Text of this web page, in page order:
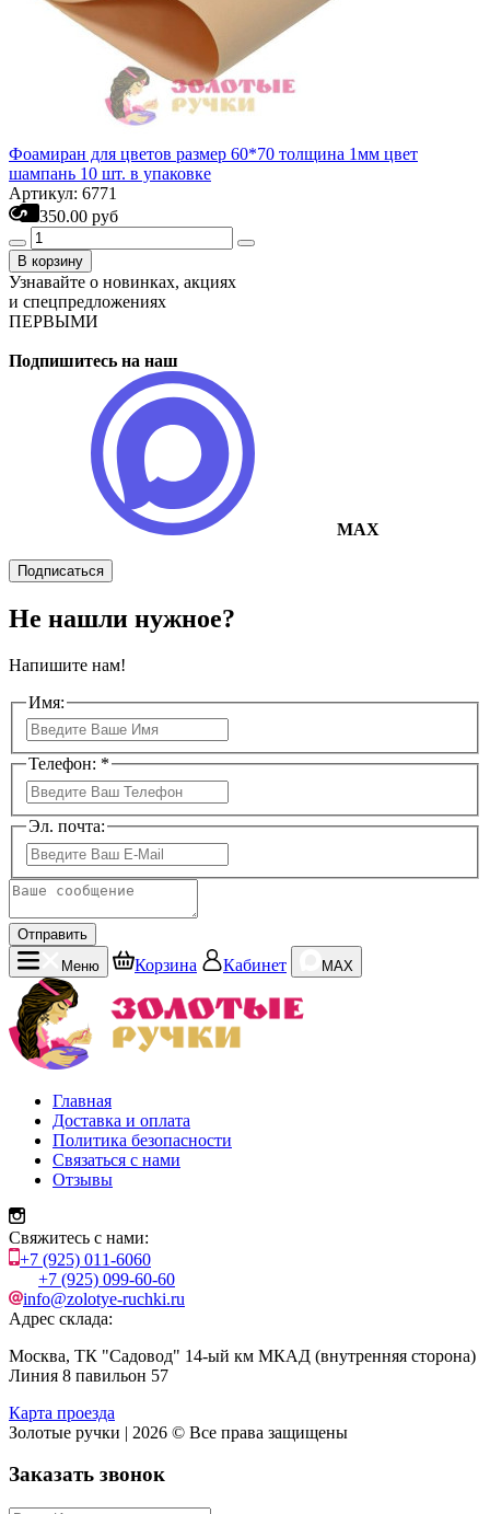
Фоамиран для цветов размер 60*70 толщина 1мм цвет
шампань 10 шт. в упаковке
Артикул: 6771
350.00 руб
В корзину
Узнавайте о новинках, акциях
и спецпредложениях
ПЕРВЫМИ
Подпишитесь на наш
MAX
Подписаться
Не нашли нужное?
Напишите нам!
Имя:
Телефон: *
Эл. почта:
Отправить
Меню
Корзина Кабинет MAX
Главная
Доставка и оплата
Политика безопасности
Связаться с нами
Отзывы
Свяжитесь с нами:
+7 (925) 011-6060
+7 (925) 099-60-60
info@zolotye-ruchki.ru
Адрес склада:
Москва, ТК "Садовод" 14-ый км МКАД (внутренняя сторона)
Линия 8 павильон 57
Карта проезда
Золотые ручки | 2026 © Все права защищены
Заказать звонок